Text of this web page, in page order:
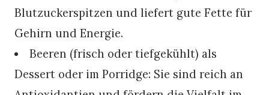
Blutzuckerspitzen und liefert gute Fette für
Gehirn und Energie.
Beeren (frisch oder tiefgekühlt) als
Dessert oder im Porridge: Sie sind reich an